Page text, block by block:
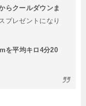
らクールダウンま
プレゼントになり
を平均キロ4分20